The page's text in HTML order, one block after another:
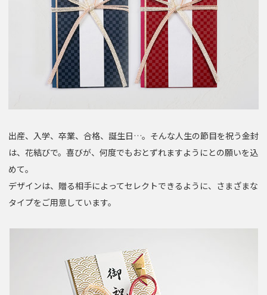
出産、入学、卒業、合格、誕生日…。そんな人生の節目を祝う金封
は、花結びで。喜びが、何度でもおとずれますようにとの願いを込
めて。
デザインは、贈る相手によってセレクトできるように、さまざまな
タイプをご用意しています。